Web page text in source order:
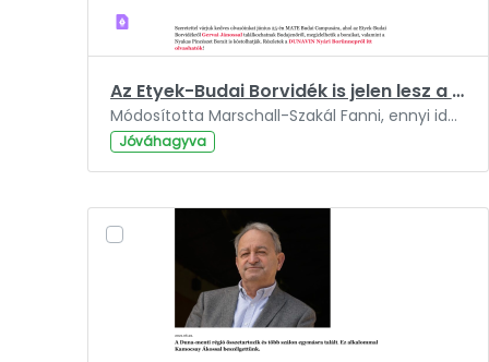
Az Etyek-Budai Borvidék is jelen lesz a Dunavin Borünnepen.pdf
Módosította Marschall-Szakál Fanni, ennyi ideje: 3 év.
Jóváhagyva